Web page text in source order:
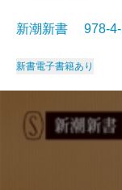
新潮新書 978-
新書電子書籍あり